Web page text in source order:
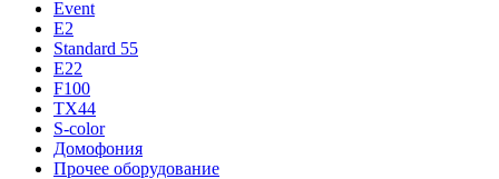
Event
E2
Standard 55
E22
F100
TX44
S-color
Домофония
Прочее оборудование